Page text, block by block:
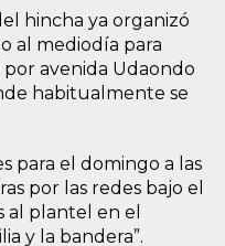
hincha ya organizó
al mediodía para
avenida Udaondo
habitualmente se
para el domingo a las
por las redes bajo el
al plantel en el
y la bandera”.